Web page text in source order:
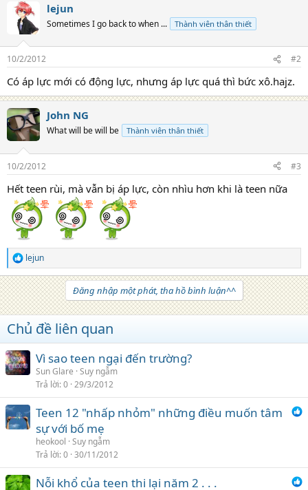
lejun
Sometimes I go back to when ... Thành viên thân thiết
10/2/2012 #2
Có áp lực mới có động lực, nhưng áp lực quá thì bức xô.hajz.
John NG
What will be will be Thành viên thân thiết
10/2/2012 #3
Hết teen rùi, mà vẫn bị áp lực, còn nhìu hơn khi là teen nữa
R
e
a
c
t
i
o
s
:
lejun
Đăng nhập một phát, tha hồ bình luận^^
Chủ đề liên quan
Vì sao teen ngại đến trường?
Sun Glare Suy ngẫm
Trả lời 0 29/3/2012
Teen 12 "nhấp nhỏm" những điều muốn tâm
sự với bố mẹ
heokool Suy ngẫm
Trả lời 0 30/11/2012
Nỗi khổ của teen thi lại năm 2 . . .